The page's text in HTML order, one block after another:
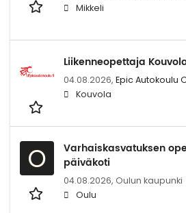
Mikkeli
Liikenneopettaja
04.08.2026, Epic Autokoulu
Kouvola
O
Varhaiskasvatuksen
päiväkoti
04.08.2026, Oulun kaupunki
Oulu